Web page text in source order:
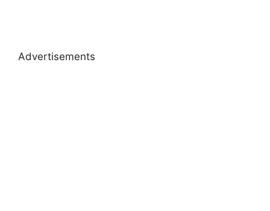
Advertisements